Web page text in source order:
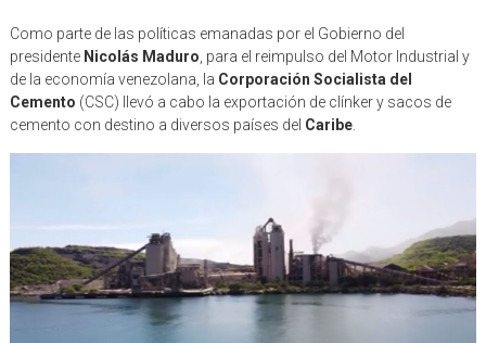
Como parte de las políticas emanadas por el Gobierno del
presidente Nicolás Maduro , para el reimpulso del Motor Industrial y
de la economía venezolana, la Corporación Socialista del
Cemento (CSC) llevó a cabo la exportación de clínker y sacos de
cemento con destino a diversos países del Caribe.